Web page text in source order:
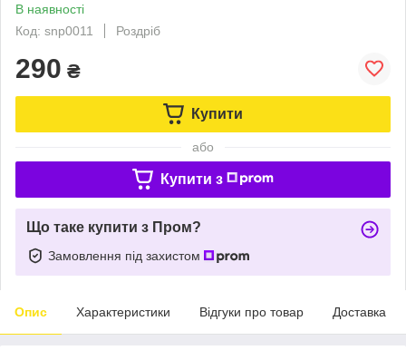
В наявності
Код: snp0011
Роздріб
290 ₴
Купити
або
Купити з
Що таке купити з Пром?
Замовлення під захистом
Опис Характеристики Відгуки про товар Доставка